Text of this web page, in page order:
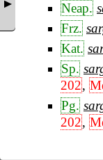
Neap.
Frz.
Kat.
Sp.
202,
Pg.
202,